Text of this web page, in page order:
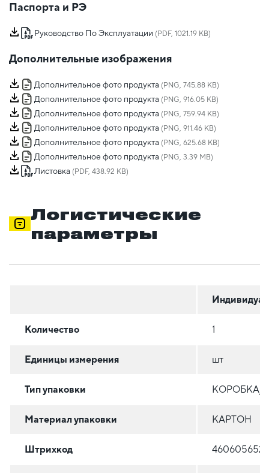
Паспорта и РЭ
Руководство По Эксплуатации (PDF, 1021.19 KB)
Дополнительные изображения
Дополнительное фото продукта (PNG, 745.88 KB)
Дополнительное фото продукта (PNG, 916.05 KB)
Дополнительное фото продукта (PNG, 759.94 KB)
Дополнительное фото продукта (PNG, 911.46 KB)
Дополнительное фото продукта (PNG, 625.68 KB)
Дополнительное фото продукта (PNG, 3.39 MB)
Листовка (PDF, 438.92 KB)
Логистические
параметры
Количество 1
Единицы измерения шт
Тип упаковки КОРОБКА/
Материал упаковки КАРТОН
Штрихкод